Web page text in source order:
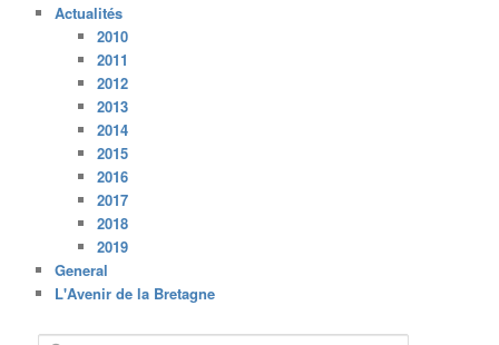
Actualités
2010
2011
2012
2013
2014
2015
2016
2017
2018
2019
General
L'Avenir de la Bretagne